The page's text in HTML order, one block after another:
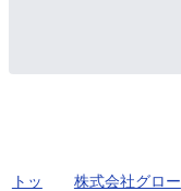
トッ
株式会社グロー